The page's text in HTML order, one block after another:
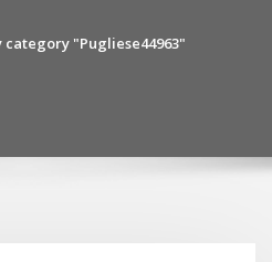
category "Pugliese44963"